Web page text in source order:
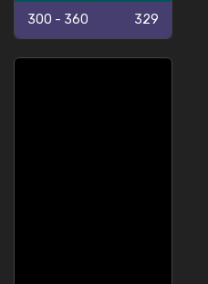
300 - 360 329